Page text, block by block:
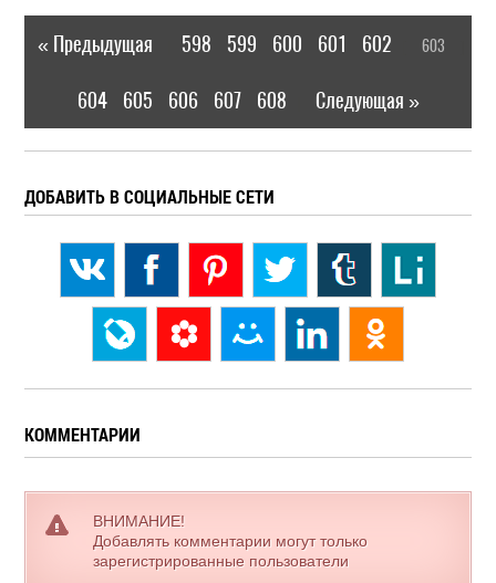
« Предыдущая 598 599 600 601 602 603
604 605 606 607 608 Следующая »
ДОБАВИТЬ В СОЦИАЛЬНЫЕ СЕТИ
КОММЕНТАРИИ
ВНИМАНИЕ!
Добавлять комментарии могут только
зарегистрированные пользователи